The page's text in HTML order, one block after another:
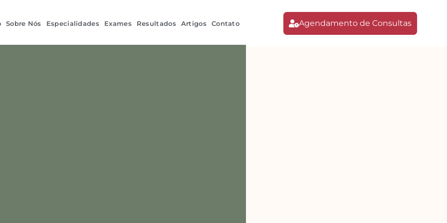
Sobre Nós Especialidades Exames Resultados Artigos Contato Agendamento de Consultas